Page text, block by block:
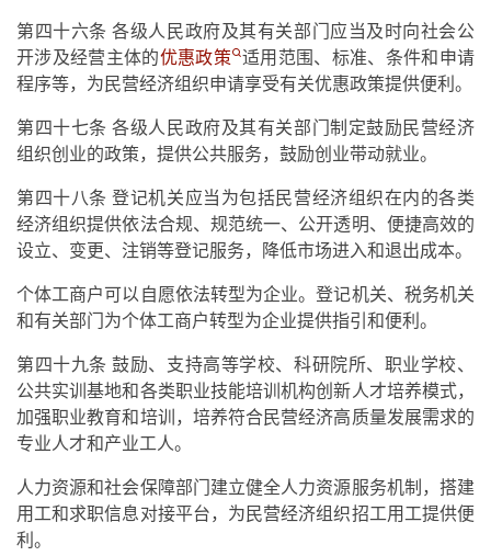
第四十六条 各级人民政府及其有关部门应当及时向社会公
开涉及经营主体的优惠政策 适用范围、标准、条件和申请
程序等，为民营经济组织申请享受有关优惠政策提供便利。
第四十七条 各级人民政府及其有关部门制定鼓励民营经济
组织创业的政策，提供公共服务，鼓励创业带动就业。
第四十八条 登记机关应当为包括民营经济组织在内的各类
经济组织提供依法合规、规范统一、公开透明、便捷高效的
设立、变更、注销等登记服务，降低市场进入和退出成本。
个体工商户可以自愿依法转型为企业。登记机关、税务机关
和有关部门为个体工商户转型为企业提供指引和便利。
第四十九条 鼓励、支持高等学校、科研院所、职业学校、
公共实训基地和各类职业技能培训机构创新人才培养模式，
加强职业教育和培训，培养符合民营经济高质量发展需求的
专业人才和产业工人。
人力资源和社会保障部门建立健全人力资源服务机制，搭建
用工和求职信息对接平台，为民营经济组织招工用工提供便
利。